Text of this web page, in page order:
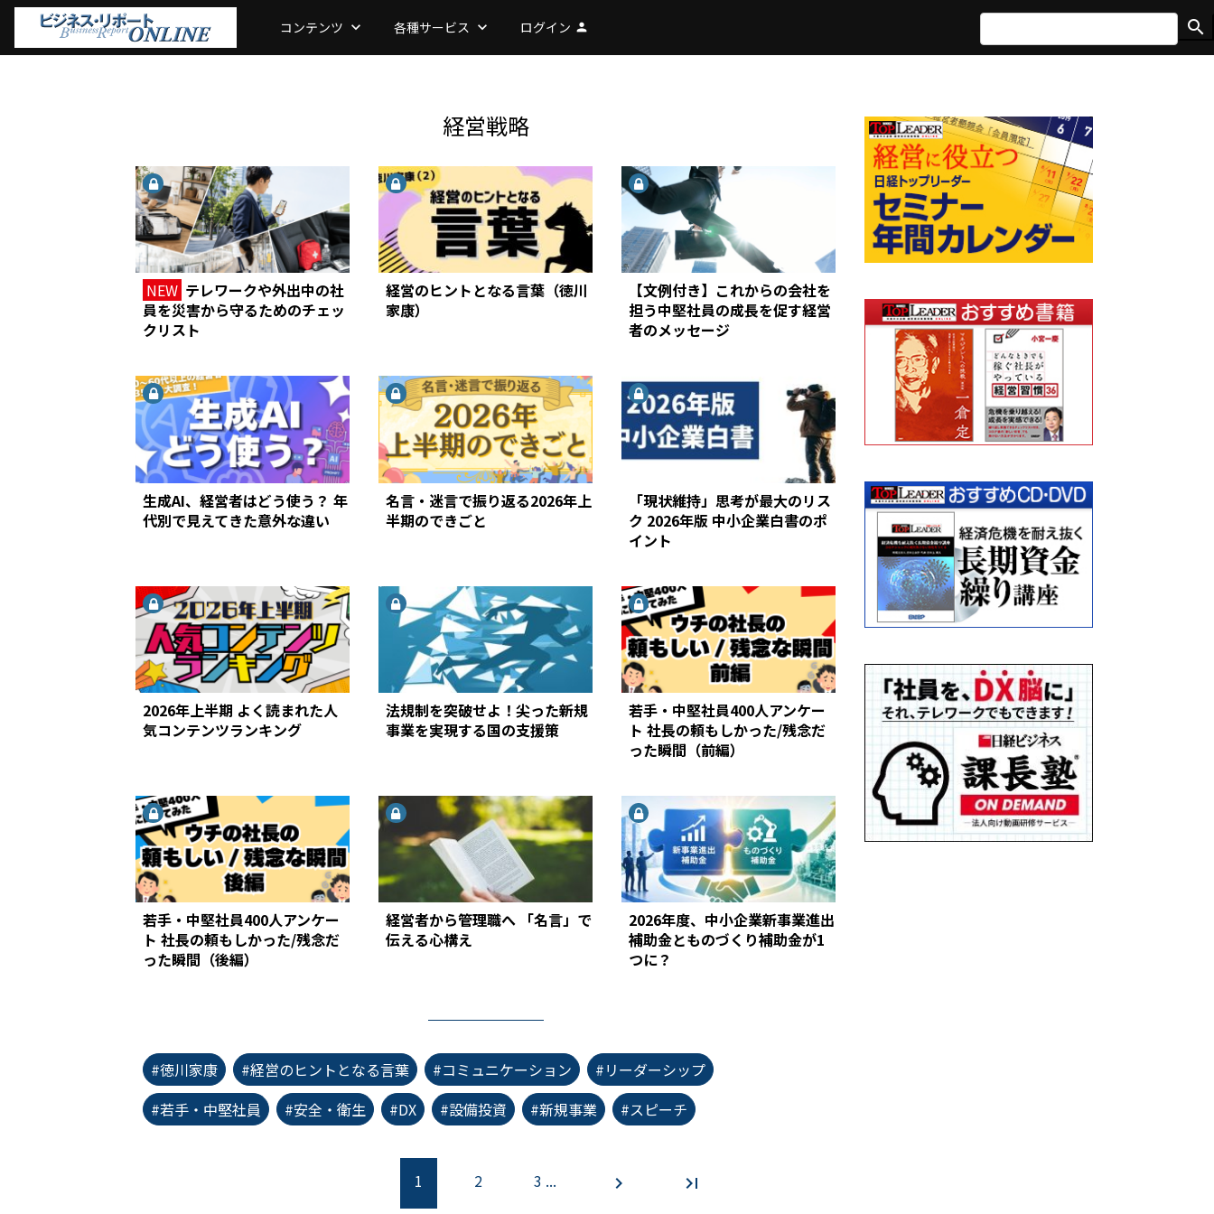
コンテンツ keyboard_arrow_down 各種サービス keyboard_arrow_down ログイン person search
経営戦略
NEW テレワークや外出中の社
員を災害から守るためのチェッ
クリスト
経営のヒントとなる言葉（徳川
家康）
【文例付き】これからの会社を
担う中堅社員の成長を促す経営
者のメッセージ
生成AI、経営者はどう使う？ 年
代別で見えてきた意外な違い
名言・迷言で振り返る2026年上
半期のできごと
「現状維持」思考が最大のリス
ク 2026年版 中小企業白書のポ
イント
2026年上半期 よく読まれた人
気コンテンツランキング
法規制を突破せよ！尖った新規
事業を実現する国の支援策
若手・中堅社員400人アンケー
ト 社長の頼もしかった/残念だ
った瞬間（前編）
若手・中堅社員400人アンケー
ト 社長の頼もしかった/残念だ
った瞬間（後編）
経営者から管理職へ 「名言」で
伝える心構え
2026年度、中小企業新事業進出
補助金とものづくり補助金が1
つに？
#徳川家康 #経営のヒントとなる言葉 #コミュニケーション
#リーダーシップ
#若手・中堅社員
#安全・衛生 #DX #設備投資 #新規事業 #スピーチ
1 2 3 ... chevron_right last_page